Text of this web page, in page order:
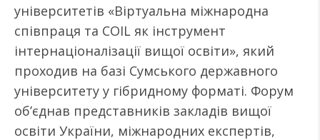
університетів «Віртуальна міжнародна
співпраця та COIL як інструмент
інтернаціоналізації вищої освіти», який
проходив на базі Сумського державного
університету у гібридному форматі. Форум
об’єднав представників закладів вищої
освіти України, міжнародних експертів,